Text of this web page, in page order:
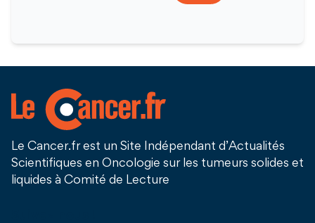
Le Cancer.fr est un Site Indépendant d’Actualités
Scientifiques en Oncologie sur les tumeurs solides et
liquides à Comité de Lecture